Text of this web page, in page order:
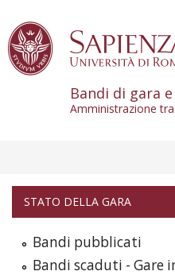
Bandi di gara
Amministrazione
STATO DELLA GARA
Bandi pubblicati
Bandi scaduti - Gare